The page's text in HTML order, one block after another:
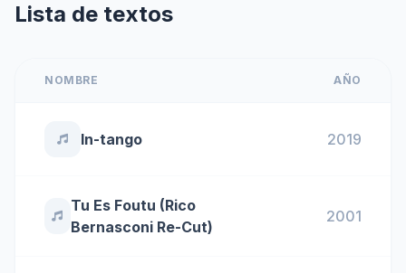
Lista de textos
NOMBRE AÑO
In-tango 2019
Tu Es Foutu (Rico
Bernasconi Re-Cut)
2001